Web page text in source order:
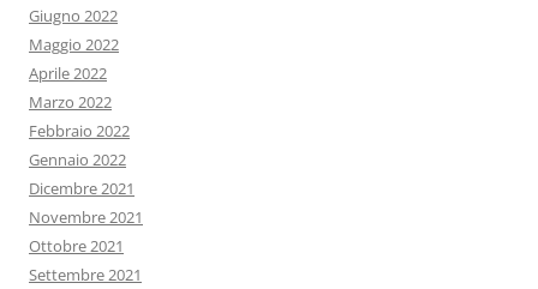
Giugno 2022
Maggio 2022
Aprile 2022
Marzo 2022
Febbraio 2022
Gennaio 2022
Dicembre 2021
Novembre 2021
Ottobre 2021
Settembre 2021